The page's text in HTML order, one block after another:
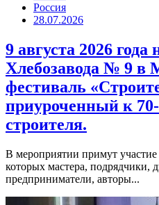
Россия
28.07.2026
9 августа 2026
Хлебозавода № 9 в
фестиваль
приуроченный к
строителя.
В мероприятии примут участие
которых мастера, подрядчики,
предприниматели, авторы...